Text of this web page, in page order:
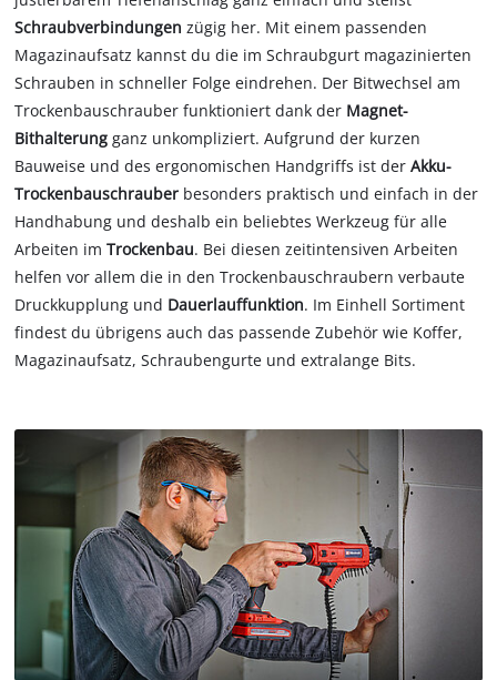
Schraubverbindungenzügig her. Mit einem passenden
Magazinaufsatz kannst du die im Schraubgurt magazinierten
Schrauben in schneller Folge eindrehen. Der Bitwechsel am
Trockenbauschrauber funktioniert dank der Magnet-
Bithalterung ganz unkompliziert. Aufgrund der kurzen
Bauweise und des ergonomischen Handgriffs ist derAkku-
Trockenbauschrauber besonders praktisch und einfach in der
Handhabung und deshalb ein beliebtes Werkzeug für alle
Arbeiten imTrockenbau. Bei diesen zeitintensiven Arbeiten
helfen vor allem die in den Trockenbauschraubern verbaute
Druckkupplung und Dauerlauffunktion. Im Einhell Sortiment
findest du übrigens auch das passende Zubehör wie Koffer,
Magazinaufsatz, Schraubengurte und extralange Bits.